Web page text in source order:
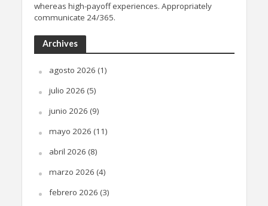
whereas high-payoff experiences. Appropriately
communicate 24/365.
Archives
agosto 2026 (1)
julio 2026 (5)
junio 2026 (9)
mayo 2026 (11)
abril 2026 (8)
marzo 2026 (4)
febrero 2026 (3)